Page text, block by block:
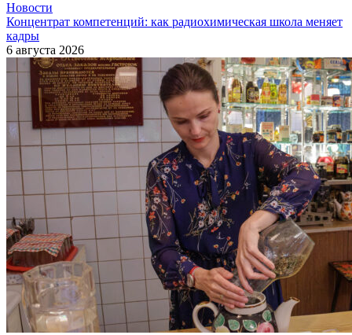
Новости
Концентрат компетенций: как радиохимическая школа меняет
кадры
6 августа 2026